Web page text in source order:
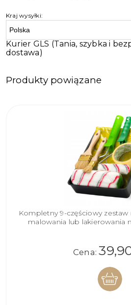
Kraj wysyłki:
Kurier GLS (Tania, szybka i
dostawa)
Produkty powiązane
Kompletny 9-częściowy zestaw
malowania lub lakierowania
Cena: